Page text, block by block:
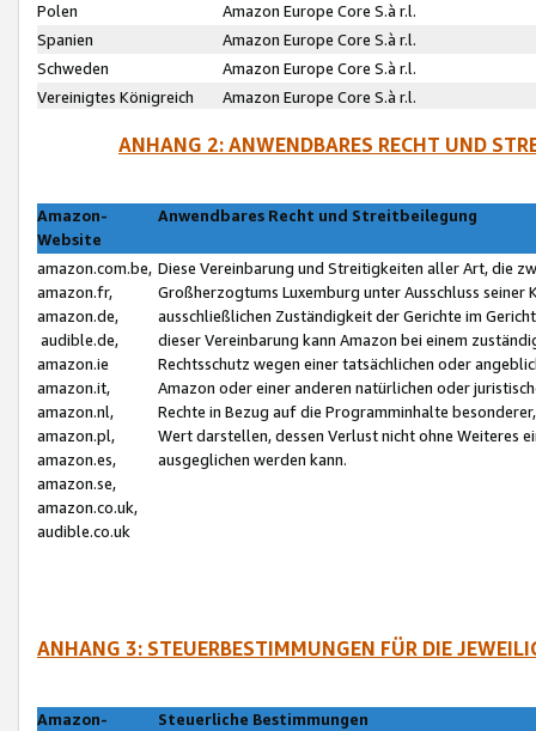
Polen
Amazon Europe Core S.à r.l.
Spanien
Amazon Europe Core S.à r.l.
Schweden
Amazon Europe Core S.à r.l.
Vereinigtes Königreich
Amazon Europe Core S.à r.l.
ANHANG 2: ANWENDBARES RECHT UND
Amazon-
Website
Anwendbares Recht und Streitbeilegung
amazon.com.be,
amazon.fr,
amazon.de,
audible.de,
amazon.ie
amazon.it,
amazon.nl,
amazon.pl,
amazon.es,
amazon.se,
amazon.co.uk,
audible.co.uk
Diese Vereinbarung und Streitigkeiten aller Art, die
Großherzogtums Luxemburg unter Ausschluss
ausschließlichen Zuständigkeit der Gerichte im
dieser Vereinbarung kann Amazon bei einem
Rechtsschutz wegen einer tatsächlichen oder
Amazon oder einer anderen natürlichen oder
Rechte in Bezug auf die Programminhalte
Wert darstellen, dessen Verlust nicht ohne Weiteres
ausgeglichen werden kann.
ANHANG 3: STEUERBESTIMMUNGEN FÜR DIE
Amazon-
Steuerliche Bestimmungen